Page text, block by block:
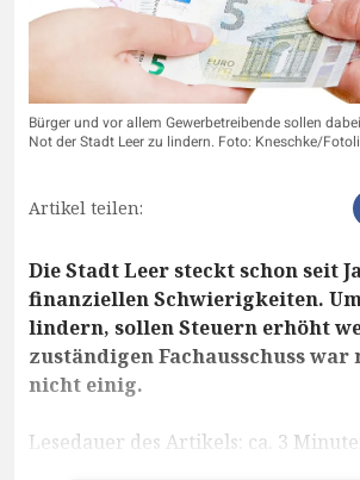
Bürger und vor allem Gewerbetreibende sollen
Not der Stadt Leer zu lindern. Foto: Kneschke/
Artikel teilen:
Die Stadt Leer steckt schon seit
finanziellen Schwierigkeiten.
lindern, sollen Steuern erhöht
zuständigen Fachausschuss war
nicht einig.
Lesedauer des Artikels: ca. 3